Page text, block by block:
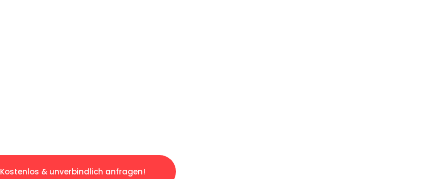
Kostenlos & unverbindlich anfragen!